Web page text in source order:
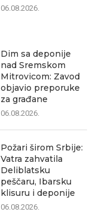
06.08.2026.
Dim sa deponije
nad Sremskom
Mitrovicom: Zavod
objavio preporuke
za građane
06.08.2026.
Požari širom Srbije:
Vatra zahvatila
Deliblatsku
peščaru, Ibarsku
klisuru i deponije
06.08.2026.